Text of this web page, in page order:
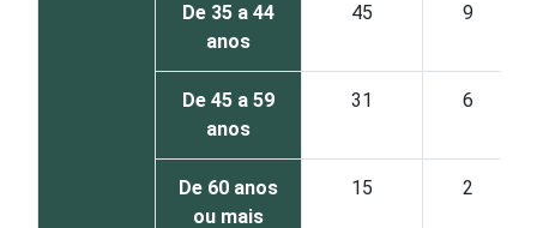
De 35 a 44
anos
45 9
De 45 a 59
anos
31 6
De 60 anos
ou mais
15 2